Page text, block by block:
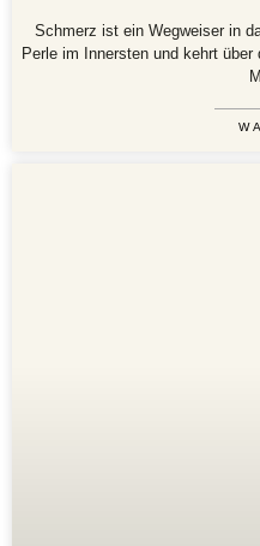
Schmerz ist ein Wegweiser in
Perle im Innersten und kehrt